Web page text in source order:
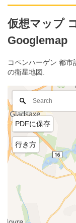
仮想マップ
Googlemap
コペンハーゲン 都
の衛星地図.
PDFに保存
行き方